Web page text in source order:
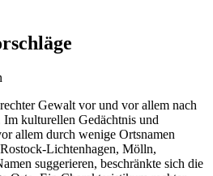
Gewalt vor und vor allem nach
kulturellen Gedächtnis und
allem durch wenige Ortsnamen
Lichtenhagen, Mölln,
suggerieren, beschränkte sich die